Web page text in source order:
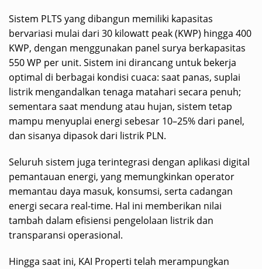
Sistem PLTS yang dibangun memiliki kapasitas
bervariasi mulai dari 30 kilowatt peak (KWP) hingga 400
KWP, dengan menggunakan panel surya berkapasitas
550 WP per unit. Sistem ini dirancang untuk bekerja
optimal di berbagai kondisi cuaca: saat panas, suplai
listrik mengandalkan tenaga matahari secara penuh;
sementara saat mendung atau hujan, sistem tetap
mampu menyuplai energi sebesar 10–25% dari panel,
dan sisanya dipasok dari listrik PLN.
Seluruh sistem juga terintegrasi dengan aplikasi digital
pemantauan energi, yang memungkinkan operator
memantau daya masuk, konsumsi, serta cadangan
energi secara real-time. Hal ini memberikan nilai
tambah dalam efisiensi pengelolaan listrik dan
transparansi operasional.
Hingga saat ini, KAI Properti telah merampungkan